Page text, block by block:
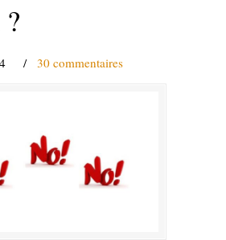
/ 30 commentaires